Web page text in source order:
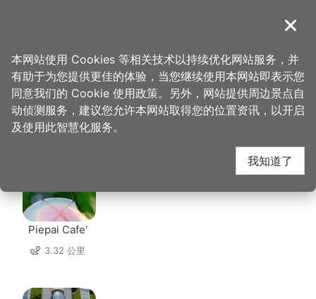
導覽
首页 > 想去的地方 > 住宿 > 三扬精品商旅
三扬精品商旅 周边店家
Piepai Cafe'
3.32 公里
关闭
本网站使用 Cookies 等相关技术以持续优化网站服务，并
有助于为您提供更佳的体验，当您继续使用本网站即表示您
同意我们的 Cookie 使用政策。另外，网站提供周边景点自
动侦测服务，建议您允许本网站取得您的位置资讯，以开启
及使用此智慧化服务。
我知道了